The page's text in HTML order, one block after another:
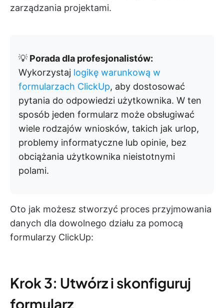
zarządzania projektami.
💡 Porada dla profesjonalistów:
Wykorzystaj logikę warunkową w
formularzach ClickUp, aby dostosować
pytania do odpowiedzi użytkownika. W ten
sposób jeden formularz może obsługiwać
wiele rodzajów wniosków, takich jak urlop,
problemy informatyczne lub opinie, bez
obciążania użytkownika nieistotnymi
polami.
Oto jak możesz stworzyć proces przyjmowania
danych dla dowolnego działu za pomocą
formularzy ClickUp:
Krok 3: Utwórz i skonfiguruj
formularz